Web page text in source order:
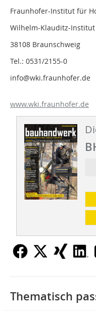
Fraunhofer-Institut für
Wilhelm-Klauditz-Institut
38108 Braunschweig
Tel.: 0531/2155-0
info@wki.fraunhofer.de
www.wki.fraunhofer.de
Thematisch